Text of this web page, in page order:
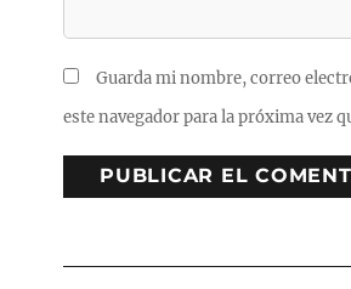
Guarda mi nombre, correo
este navegador para la próxima vez